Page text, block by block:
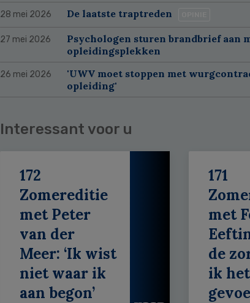
28 mei 2026 De laatste traptreden
27 mei 2026
Psychologen sturen brandbrief aan
opleidingsplekken
26 mei 2026
'UWV moet stoppen met
opleiding'
Interessant voor u
172
Zomereditie
met Peter
van der
Meer: ‘Ik wist
niet waar ik
aan begon’
171
met
de
ik